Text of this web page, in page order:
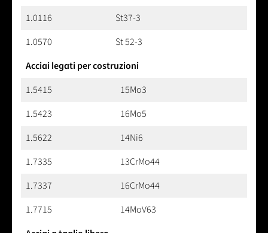
1.0116
St37-3
1.0570
St 52-3
Acciai legati per costruzioni
1.5415
15Mo3
1.5423
16Mo5
1.5622
14Ni6
1.7335
13CrMo44
1.7337
16CrMo44
1.7715
14MoV63